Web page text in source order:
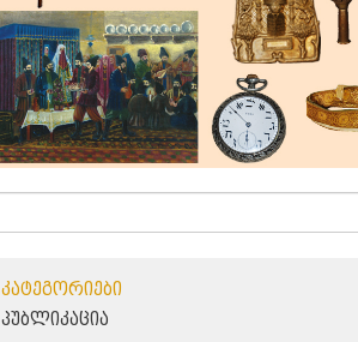
ᲙᲐᲢᲔᲒᲝᲠᲘᲔᲑᲘ
ᲞᲣᲑᲚᲘᲙᲐᲪᲘᲐ